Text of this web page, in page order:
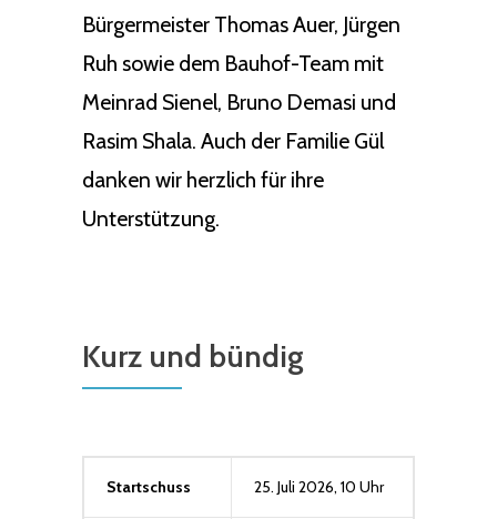
Bürgermeister Thomas Auer, Jürgen
Ruh sowie dem Bauhof-Team mit
Meinrad Sienel, Bruno Demasi und
Rasim Shala. Auch der Familie Gül
danken wir herzlich für ihre
Unterstützung.
Kurz und bündig
Startschuss 25. Juli 2026, 10 Uhr